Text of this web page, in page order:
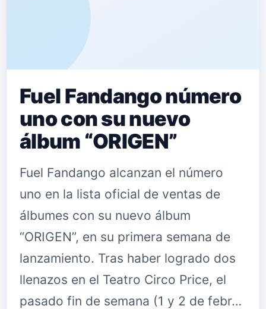
Fuel Fandango número
uno con su nuevo
álbum “ORIGEN”
Fuel Fandango alcanzan el número
uno en la lista oficial de ventas de
álbumes con su nuevo álbum
“ORIGEN”, en su primera semana de
lanzamiento. Tras haber logrado dos
llenazos en el Teatro Circo Price, el
pasado fin de semana (1 y 2 de febr…